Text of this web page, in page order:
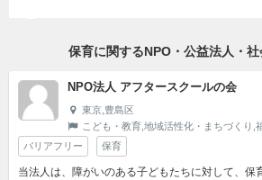
保育に関するNPO・公益法人・
NPO法人 アフタースクールの会
東京,豊島区
こども・教育,地域活性化・まちづくり,
バリアフリー
保育
当法人は、障がいのある子どもたちに対して、保